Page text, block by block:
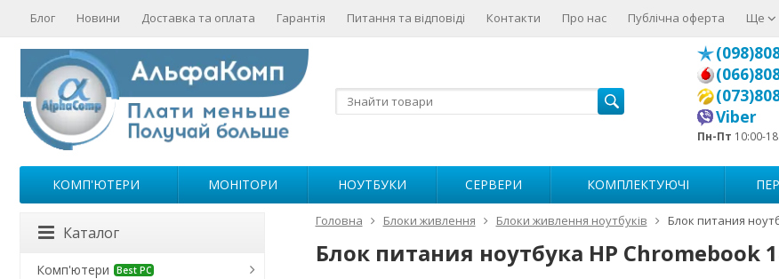
Блог Новини Доставка та оплата Гарантія Питання та відповіді Контакти Про нас Публічна оферта Ще
Viber
Пн-Пт 10:00-
КОМП'ЮТЕРИ МОНІТОРИ НОУТБУКИ СЕРВЕРИ КОМПЛЕКТУЮЧІ
Головна Блоки живлення Блоки живлення ноутбуків Блок питания
Блок питания ноутбука HP Chromebook
Каталог
Комп'ютери Best PC